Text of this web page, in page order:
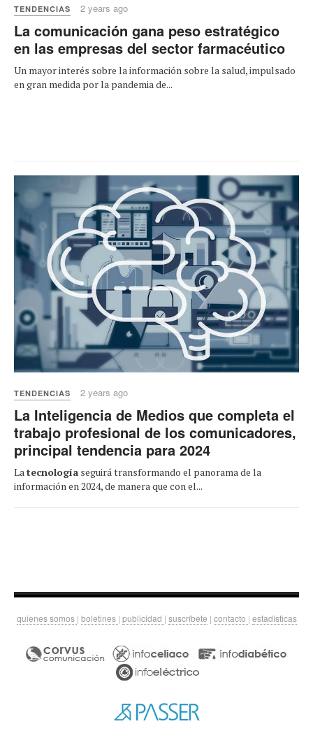
TENDENCIAS 2 years ago
La comunicación gana peso estratégico
en las empresas del sector farmacéutico
Un mayor interés sobre la información sobre la salud, impulsado
en gran medida por la pandemia de...
TENDENCIAS 2 years ago
La Inteligencia de Medios que completa el
trabajo profesional de los comunicadores,
principal tendencia para 2024
Latecnología seguirá transformando el panorama de la
información en 2024, de manera que con el...
quienes somos | boletines | publicidad | suscríbete | contacto | estadísticas